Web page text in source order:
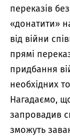
переказів
«донатити»
від війни
прямі
придбання
необхідних
Нагадаємо,
запровадив
зможуть